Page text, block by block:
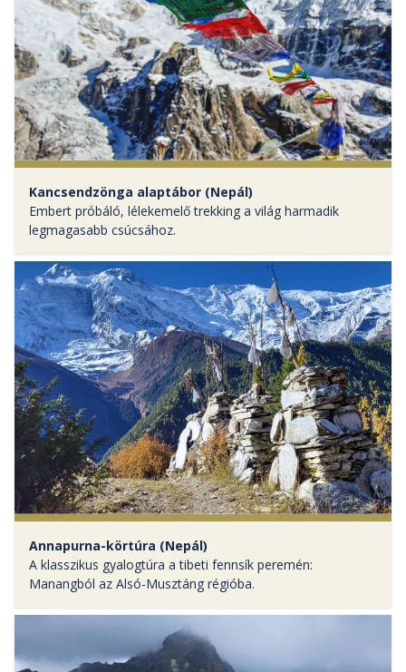
Kancsendzönga alaptábor (Nepál)
Embert próbáló, lélekemelő trekking a világ harmadik
legmagasabb csúcsához.
Annapurna-körtúra (Nepál)
A klasszikus gyalogtúra a tibeti fennsík peremén:
Manangból az Alsó-Musztáng régióba.